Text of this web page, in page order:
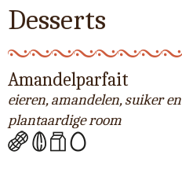
Desserts
Amandelparfait
eieren, amandelen, suiker en
plantaardige room